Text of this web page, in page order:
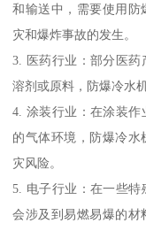
和输送中，需要使用防
灾和爆炸事故的发生。
3. 医药行业：部分医
溶剂或原料，防爆冷水
4. 涂装行业：在涂装
的气体环境，防爆冷水
灾风险。
5. 电子行业：在一些
会涉及到易燃易爆的材